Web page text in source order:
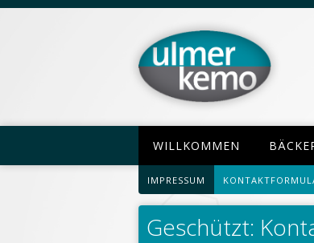
WILLKOMMEN
IMPRESSUM
Geschützt: